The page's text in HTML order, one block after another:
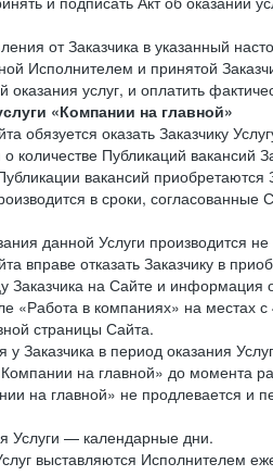
от Заказчика в указанный
Исполнителем и принятой
оказания услуг, и оплатить
«Компании на главной»
обязуется оказать Заказчику
Публикаций вакансий
вакансий приобретаются
в сроки,
данной Услуги производится
вправе отказать Заказчику в
Заказчика на Сайте и информация
«Работа в компаниях» на
страницы Сайта.
у Заказчика в период оказания
на главной» до момента
на главной» не продлевается и
Услуги — календарные дни.
выставляются Исполнителем